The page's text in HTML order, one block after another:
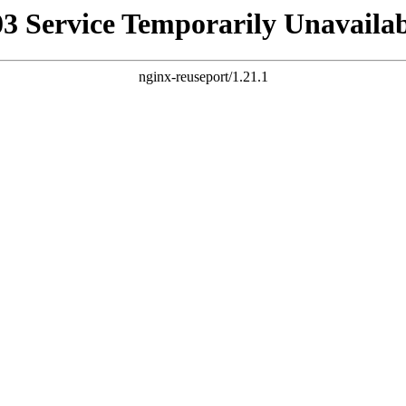
Service Temporarily
nginx-reuseport/1.21.1